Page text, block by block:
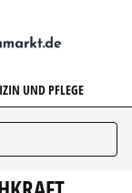
UND PFLEGE